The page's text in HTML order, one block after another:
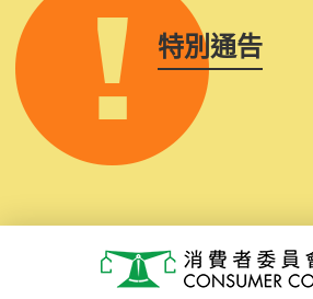
特別通告
消費者委員會